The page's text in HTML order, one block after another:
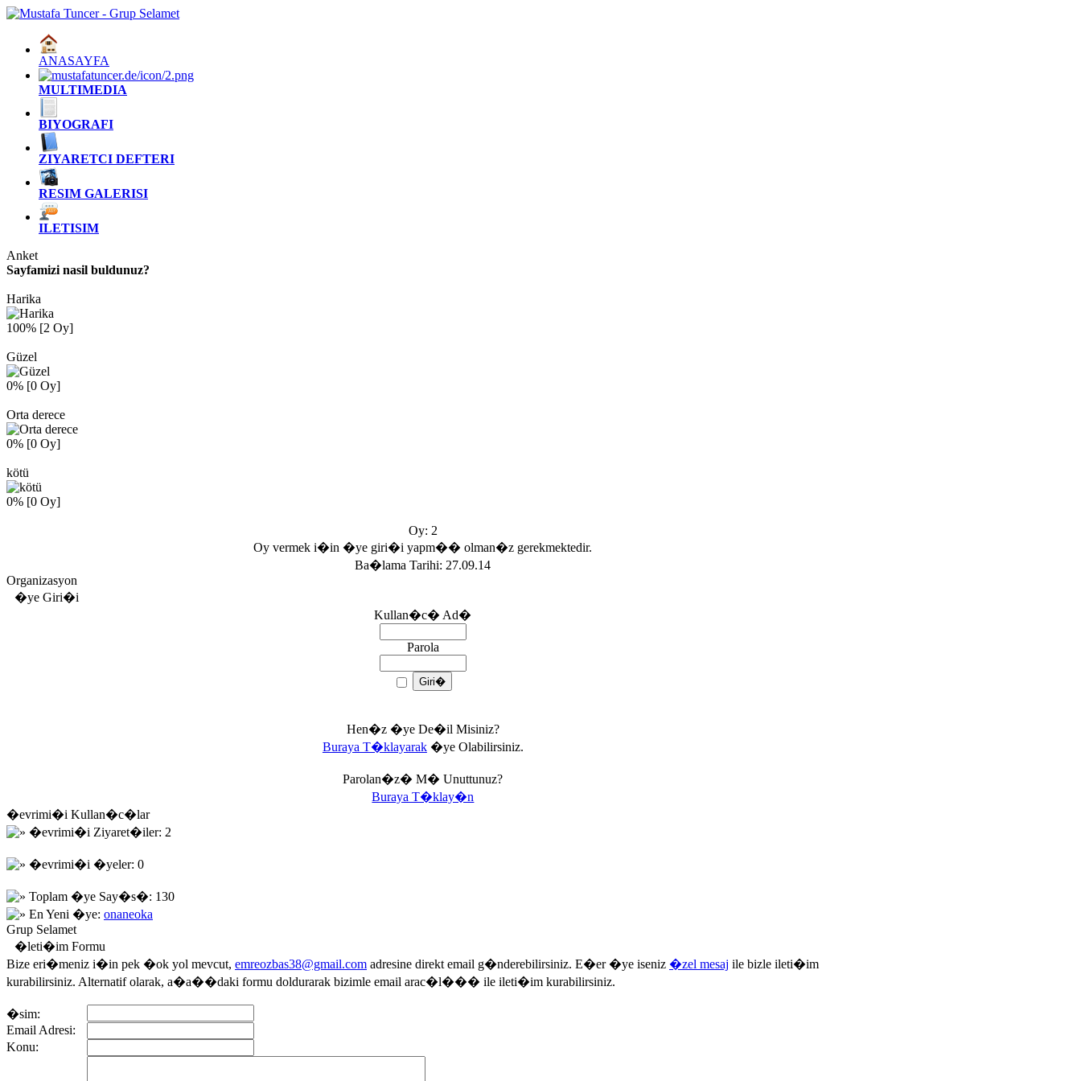
ANASAYFA
MULTIMEDIA
BIYOGRAFI
ZIYARETCI DEFTERI
RESIM GALERISI
ILETISIM
Anket
Sayfamizi nasil buldunuz?
Harika
100% [2 Oy]
Güzel
0% [0 Oy]
Orta derece
0% [0 Oy]
kötü
0% [0 Oy]
Oy: 2
Oy vermek i�in �ye giri�i yapm�� olman�z gerekmektedir.
Ba�lama Tarihi: 27.09.14
Organizasyon
�ye Giri�i
Kullan�c� Ad�
Parola
Hen�z �ye De�il Misiniz?
Buraya T�klayarak�ye Olabilirsiniz.
Parolan�z� M� Unuttunuz?
Buraya T�klay�n
�evrimi�i Kullan�c�lar
�evrimi�i Ziyaret�iler: 2
�evrimi�i �yeler: 0
Toplam �ye Say�s�: 130
En Yeni �ye: onaneoka
Grup Selamet
�leti�im Formu
Bize eri�meniz i�in pek �ok yol mevcut, emreozbas38@gmail.com adresine direkt email g�nderebilirsiniz. E�er �ye iseniz �zel mesaj ile bizle ileti�im
kurabilirsiniz. Alternatif olarak, a�a��daki formu doldurarak bizimle email arac�l��� ile ileti�im kurabilirsiniz.
�sim:
Email Adresi:
Konu: